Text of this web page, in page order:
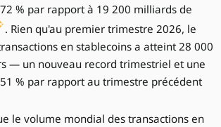
% par rapport à 19 200 milliards de
. Rien qu'au premier trimestre 2026, le
en stablecoins a atteint 28 000
— un nouveau record trimestriel et une
% par rapport au trimestre précédent
le volume mondial des transactions en